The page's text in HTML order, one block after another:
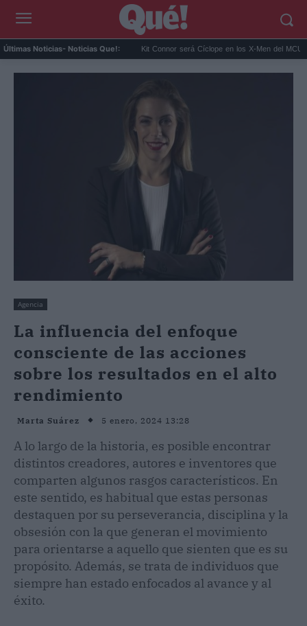
Últimas Noticias- Noticias Que!:
su 'Ruta del Narc... Kit Connor será Cíclope en los X-Men del MCU y Hea...
Agencia
La influencia del enfoque
consciente de las acciones
sobre los resultados en el alto
rendimiento
Marta Suárez 5 enero, 2024 13:28
A lo largo de la historia, es posible encontrar
distintos creadores, autores e inventores que
comparten algunos rasgos característicos. En
este sentido, es habitual que estas personas
destaquen por su perseverancia, disciplina y la
obsesión con la que generan el movimiento
para orientarse a aquello que sienten que es su
propósito. Además, se trata de individuos que
siempre han estado enfocados al avance y al
éxito.